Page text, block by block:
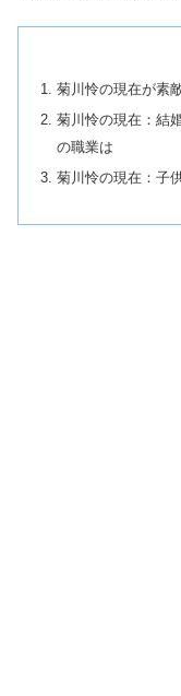
菊川怜の現在が素
菊川怜の現在：結
の職業は
菊川怜の現在：子